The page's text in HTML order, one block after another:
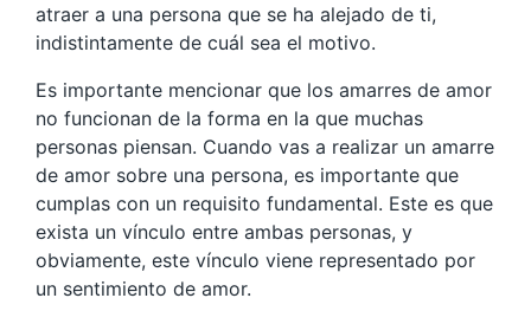
atraer a una persona que se ha alejado de ti,
indistintamente de cuál sea el motivo.
Es importante mencionar que los amarres de amor
no funcionan de la forma en la que muchas
personas piensan. Cuando vas a realizar un amarre
de amor sobre una persona, es importante que
cumplas con un requisito fundamental. Este es que
exista un vínculo entre ambas personas, y
obviamente, este vínculo viene representado por
un sentimiento de amor.